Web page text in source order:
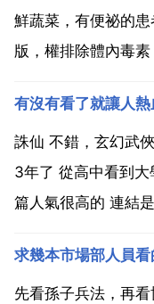
鮮蔬菜，有便祕的
版，權排除體內毒
高身體免疫力，加
上班族都待在空調房
經過...
誅仙 不錯，玄幻武
3年了 從高中看到
篇人氣很高的 連結
有 崑崙 和 倉海 真
血沸騰 講鐵血，愛
求幾本市場部人員
先看孫子兵法，再